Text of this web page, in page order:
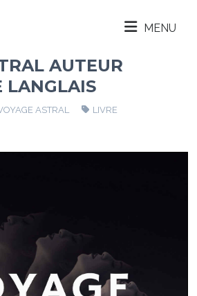
MENU
AUTEUR
LANGLAIS
ASTRAL
LIVRE